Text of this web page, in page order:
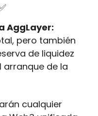
AggLayer:
pero también
de liquidez
arranque de la
cualquier